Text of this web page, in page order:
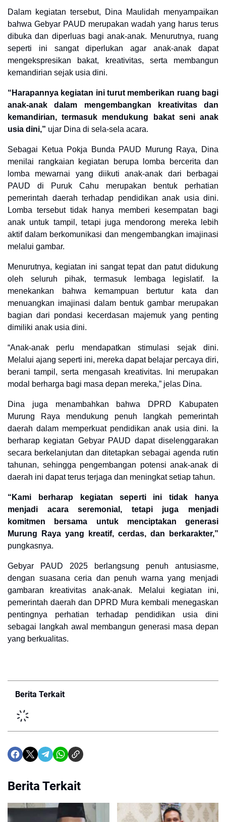
Dalam kegiatan tersebut, Dina Maulidah menyampaikan
bahwa Gebyar PAUD merupakan wadah yang harus terus
dibuka dan diperluas bagi anak-anak. Menurutnya, ruang
seperti ini sangat diperlukan agar anak-anak dapat
mengekspresikan bakat, kreativitas, serta membangun
kemandirian sejak usia dini.
“Harapannya kegiatan ini turut memberikan ruang bagi
anak-anak dalam mengembangkan kreativitas dan
kemandirian, termasuk mendukung bakat seni anak
usia dini,” ujar Dina di sela-sela acara.
Sebagai Ketua Pokja Bunda PAUD Murung Raya, Dina
menilai rangkaian kegiatan berupa lomba bercerita dan
lomba mewarnai yang diikuti anak-anak dari berbagai
PAUD di Puruk Cahu merupakan bentuk perhatian
pemerintah daerah terhadap pendidikan anak usia dini.
Lomba tersebut tidak hanya memberi kesempatan bagi
anak untuk tampil, tetapi juga mendorong mereka lebih
aktif dalam berkomunikasi dan mengembangkan imajinasi
melalui gambar.
Menurutnya, kegiatan ini sangat tepat dan patut didukung
oleh seluruh pihak, termasuk lembaga legislatif. Ia
menekankan bahwa kemampuan bertutur kata dan
menuangkan imajinasi dalam bentuk gambar merupakan
bagian dari pondasi kecerdasan majemuk yang penting
dimiliki anak usia dini.
“Anak-anak perlu mendapatkan stimulasi sejak dini.
Melalui ajang seperti ini, mereka dapat belajar percaya diri,
berani tampil, serta mengasah kreativitas. Ini merupakan
modal berharga bagi masa depan mereka,” jelas Dina.
Dina juga menambahkan bahwa DPRD Kabupaten
Murung Raya mendukung penuh langkah pemerintah
daerah dalam memperkuat pendidikan anak usia dini. Ia
berharap kegiatan Gebyar PAUD dapat diselenggarakan
secara berkelanjutan dan ditetapkan sebagai agenda rutin
tahunan, sehingga pengembangan potensi anak-anak di
daerah ini dapat terus terjaga dan meningkat setiap tahun.
“Kami berharap kegiatan seperti ini tidak hanya
menjadi acara seremonial, tetapi juga menjadi
komitmen bersama untuk menciptakan generasi
Murung Raya yang kreatif, cerdas, dan berkarakter,”
pungkasnya.
Gebyar PAUD 2025 berlangsung penuh antusiasme,
dengan suasana ceria dan penuh warna yang menjadi
gambaran kreativitas anak-anak. Melalui kegiatan ini,
pemerintah daerah dan DPRD Mura kembali menegaskan
pentingnya perhatian terhadap pendidikan usia dini
sebagai langkah awal membangun generasi masa depan
yang berkualitas.
Berita Terkait
Berita Terkait